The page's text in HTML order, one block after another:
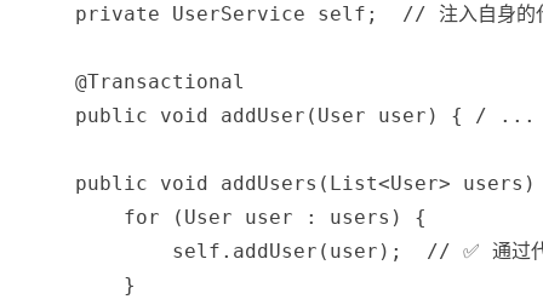
private
UserService self ; // 注入自身的
@Transactional
public
void addUser ( User user ) { / ...
public void addUsers ( List<User> users )
for
( User user : users )
{
            self
. addUser ( user ) ;
// ✅ 通过代
}